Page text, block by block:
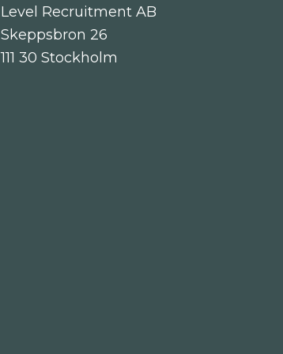
Level Recruitment AB
Skeppsbron 26
111 30 Stockholm